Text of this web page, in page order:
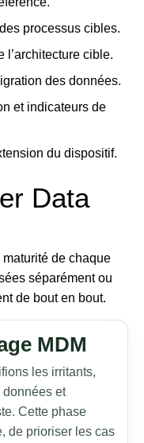
processus cibles.
l’architecture cible.
des données.
et indicateurs de
du dispositif.
Data
maturité de chaque
séparément ou
de bout en bout.
MDM
les irritants,
et
Cette phase
de prioriser les cas